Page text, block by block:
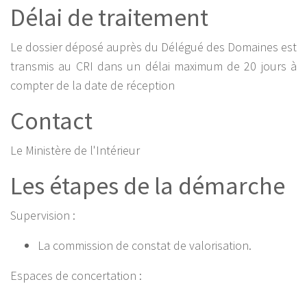
Délai de traitement
Le dossier déposé auprès du Délégué des Domaines est
transmis au CRI dans un délai maximum de 20 jours à
compter de la date de réception
Contact
Le Ministère de l'Intérieur
Les étapes de la démarche
Supervision :
La commission de constat de valorisation.
Espaces de concertation :